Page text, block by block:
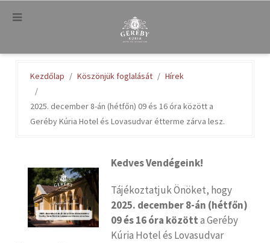
.
Kezdőlap Köszönjük foglalását Hírek
2025. december 8-án (hétfőn) 09 és 16 óra között a
Geréby Kúria Hotel és Lovasudvar étterme zárva lesz.
Kedves Vendégeink!
Tájékoztatjuk Önöket, hogy
2025. december 8-án (hétfőn)
09 és 16 óra közötta Geréby
Kúria Hotel és Lovasudvar